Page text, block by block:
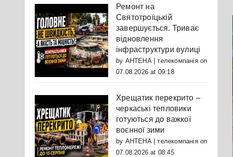
Ремонт на
Святотроїцькій
завершується. Триває
відновлення
інфраструктури вулиці
by АНТЕНА | телекомпаніяon
07.08.2026 at 09:18
Хрещатик перекрито –
черкаські тепловики
готуються до важкої
воєнної зими
by АНТЕНА | телекомпаніяon
07.08.2026 at 08:45